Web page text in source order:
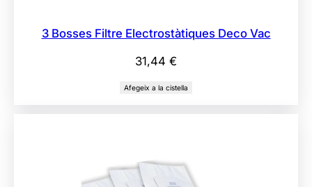
3 Bosses Filtre Electrostàtiques Deco Vac
31,44 €
Afegeix a la cistella